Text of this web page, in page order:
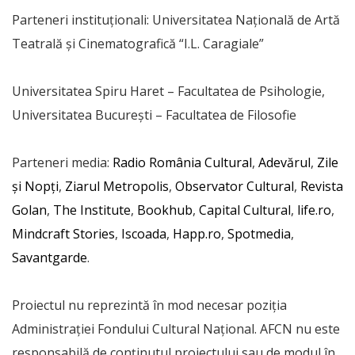
Parteneri instituționali: Universitatea Națională de Artă
Teatrală și Cinematografică “I.L. Caragiale”
Universitatea Spiru Haret – Facultatea de Psihologie,
Universitatea București – Facultatea de Filosofie
Parteneri media: Radio România Cultural, Adevărul, Zile
și Nopți, Ziarul Metropolis, Observator Cultural, Revista
Golan, The Institute, Bookhub, Capital Cultural, life.ro,
Mindcraft Stories, Iscoada, Happ.ro, Spotmedia,
Savantgarde.
Proiectul nu reprezintă în mod necesar poziția
Administrației Fondului Cultural Național. AFCN nu este